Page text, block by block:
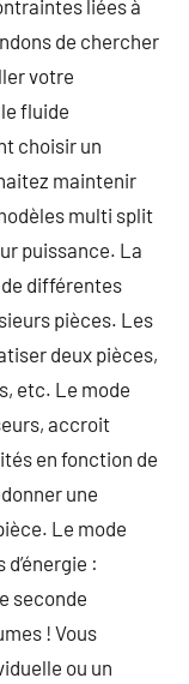
liées à
de chercher
votre
fluide
choisir un
maintenir
multi split
puissance. La
différentes
pièces. Les
deux pièces,
etc. Le mode
accroit
en fonction de
une
Le mode
:
seconde
! Vous
ou un